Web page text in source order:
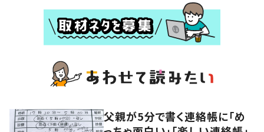
父親が5分で書く連絡帳に「め